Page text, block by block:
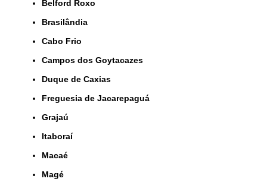
Belford Roxo
Brasilândia
Cabo Frio
Campos dos Goytacazes
Duque de Caxias
Freguesia de Jacarepaguá
Grajaú
Itaboraí
Macaé
Magé